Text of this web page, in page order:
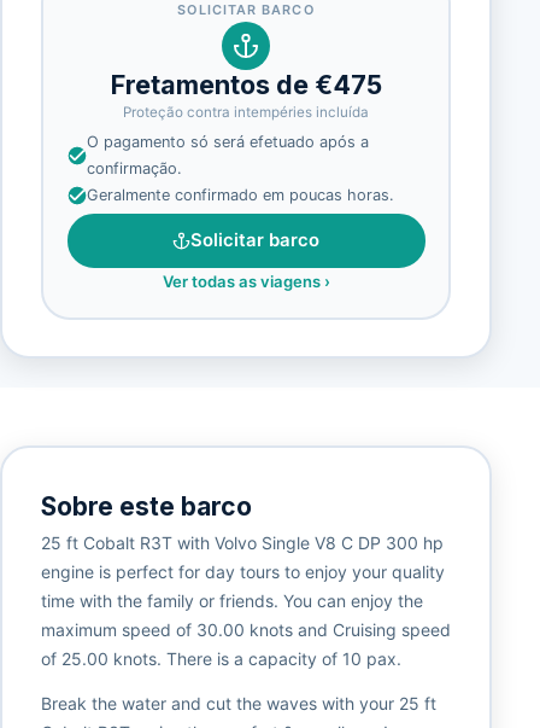
SOLICITAR BARCO
Fretamentos de €475
Proteção contra intempéries incluída
O pagamento só será efetuado após a
confirmação.
Geralmente confirmado em poucas horas.
Solicitar barco
Ver todas as viagens›
Sobre este barco
25 ft Cobalt R3T with Volvo Single V8 C DP 300 hp
engine is perfect for day tours to enjoy your quality
time with the family or friends. You can enjoy the
maximum speed of 30.00 knots and Cruising speed
of 25.00 knots. There is a capacity of 10 pax.
Break the water and cut the waves with your 25 ft